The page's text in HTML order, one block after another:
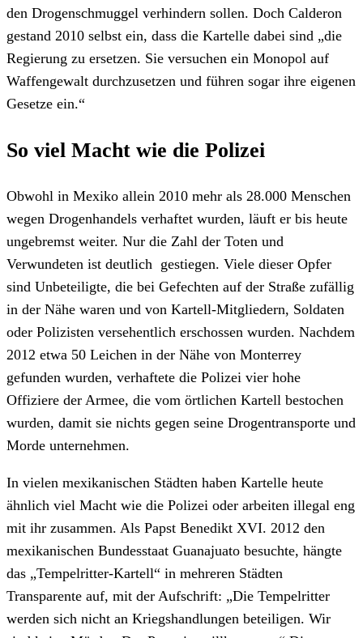
den Drogenschmuggel verhindern sollen. Doch Calderon
gestand 2010 selbst ein, dass die Kartelle dabei sind „die
Regierung zu ersetzen. Sie versuchen ein Monopol auf
Waffengewalt durchzusetzen und führen sogar ihre eigenen
Gesetze ein.“
So viel Macht wie die Polizei
Obwohl in Mexiko allein 2010 mehr als 28.000 Menschen
wegen Drogenhandels verhaftet wurden, läuft er bis heute
ungebremst weiter. Nur die Zahl der Toten und
Verwundeten ist deutlich gestiegen. Viele dieser Opfer
sind Unbeteiligte, die bei Gefechten auf der Straße zufällig
in der Nähe waren und von Kartell-Mitgliedern, Soldaten
oder Polizisten versehentlich erschossen wurden. Nachdem
2012 etwa 50 Leichen in der Nähe von Monterrey
gefunden wurden, verhaftete die Polizei vier hohe
Offiziere der Armee, die vom örtlichen Kartell bestochen
wurden, damit sie nichts gegen seine Drogentransporte und
Morde unternehmen.
In vielen mexikanischen Städten haben Kartelle heute
ähnlich viel Macht wie die Polizei oder arbeiten illegal eng
mit ihr zusammen. Als Papst Benedikt XVI. 2012 den
mexikanischen Bundesstaat Guanajuato besuchte, hängte
das „Tempelritter-Kartell“ in mehreren Städten
Transparente auf, mit der Aufschrift: „Die Tempelritter
werden sich nicht an Kriegshandlungen beteiligen. Wir